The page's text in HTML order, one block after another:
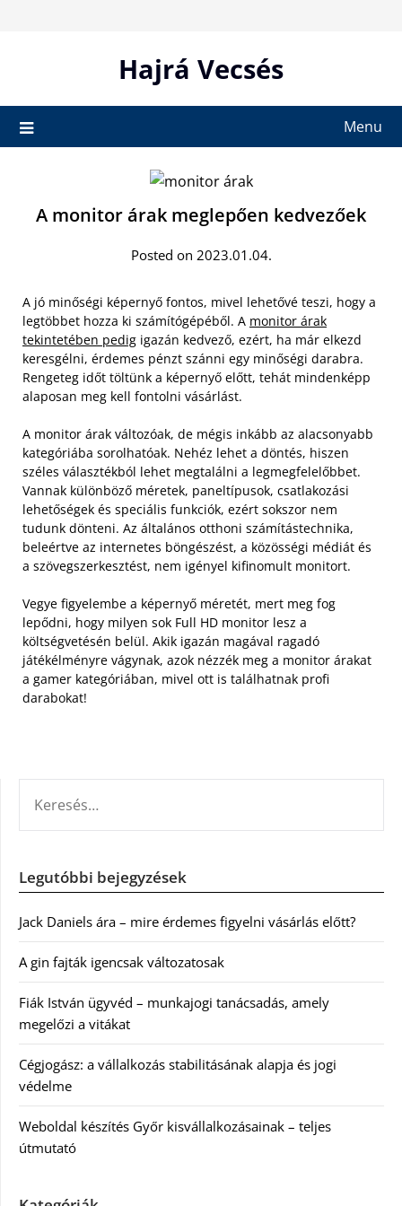
Hajrá Vecsés
Menu
A monitor árak meglepően kedvezőek
Posted on 2023.01.04.
A jó minőségi képernyő fontos, mivel lehetővé teszi, hogy a
legtöbbet hozza ki számítógépéből. A monitor árak
tekintetében pedig igazán kedvező, ezért, ha már elkezd
keresgélni, érdemes pénzt szánni egy minőségi darabra.
Rengeteg időt töltünk a képernyő előtt, tehát mindenképp
alaposan meg kell fontolni vásárlást.
A monitor árak változóak, de mégis inkább az alacsonyabb
kategóriába sorolhatóak. Nehéz lehet a döntés, hiszen
széles választékból lehet megtalálni a legmegfelelőbbet.
Vannak különböző méretek, paneltípusok, csatlakozási
lehetőségek és speciális funkciók, ezért sokszor nem
tudunk dönteni. Az általános otthoni számítástechnika,
beleértve az internetes böngészést, a közösségi médiát és
a szövegszerkesztést, nem igényel kifinomult monitort.
Vegye figyelembe a képernyő méretét, mert meg fog
lepődni, hogy milyen sok Full HD monitor lesz a
költségvetésén belül. Akik igazán magával ragadó
játékélményre vágynak, azok nézzék meg a monitor árakat
a gamer kategóriában, mivel ott is találhatnak profi
darabokat!
Legutóbbi bejegyzések
Jack Daniels ára – mire érdemes figyelni vásárlás előtt?
A gin fajták igencsak változatosak
Fiák István ügyvéd – munkajogi tanácsadás, amely
megelőzi a vitákat
Cégjogász: a vállalkozás stabilitásának alapja és jogi
védelme
Weboldal készítés Győr kisvállalkozásainak – teljes
útmutató